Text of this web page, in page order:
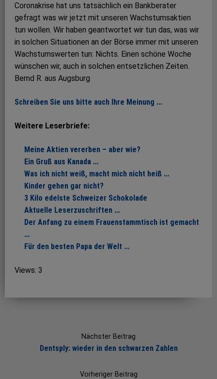
Coronakrise hat uns tatsächlich ein Bankberater
gefragt was wir jetzt mit unseren Wachstumsaktien
tun wollen. Wir haben geantwortet wir tun das, was wir
in solchen Situationen an der Börse immer mit unseren
Wachstumswerten tun: Nichts. Einen schöne Woche
wünschen wir, auch in solchen entsetzlichen Zeiten.
Bernd R. aus Augsburg
Schreiben Sie uns bitte auch Ihre Meinung …
Weitere Leserbriefe:
Meine Aktien vererben – aber wie?
Ein Gruß aus Kanada …
Was ich nicht weiß, macht mich nicht heiß …
Kinder gehen gar nicht?
3 Kilo edelste Schweizer Schokolade
Aktuelle Leserzuschriften …
Der Anfang zu einem Frauenstammtisch ist gemacht
…
Für den besten Papa der Welt …
Views: 3
Nächster Beitrag
Dentsply: wieder in den schwarzen Zahlen
Vorheriger Beitrag